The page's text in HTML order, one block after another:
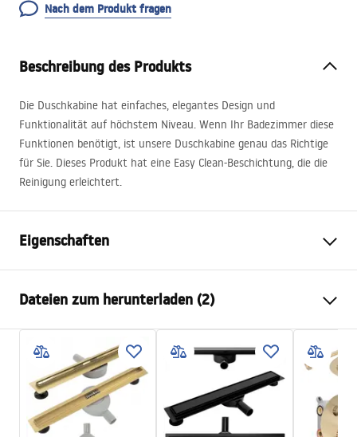
Nach dem Produkt fragen
Beschreibung des Produkts
Die Duschkabine hat einfaches, elegantes Design und
Funktionalität auf höchstem Niveau. Wenn Ihr Badezimmer diese
Funktionen benötigt, ist unsere Duschkabine genau das Richtige
für Sie. Dieses Produkt hat eine Easy Clean-Beschichtung, die die
Reinigung erleichtert.
Eigenschaften
Farbe der Armatur
Gold
Duschkabine Typ
Ecke
Glasfarbe
Transparent 6mm
Öffnungsmethode
beidseitig Pendeltür
Montage
auf der Duschwanne oder auf
dem Boden
Dateien zum herunterladen (2)
shower manual
shower manual.pdf
Instrukcja montażu